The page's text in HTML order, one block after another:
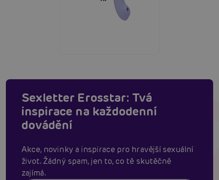
Sexletter Erosstar: Tvá
inspirace na každodenní
dovádění
Akce, novinky a inspirace pro hravější sexuální
život. Žádný spam, jen to, co tě skutěčně
zajímá.